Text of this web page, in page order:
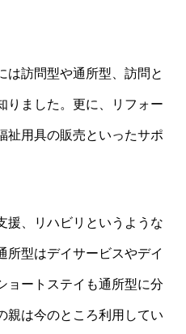
は訪問型や通所型、訪問と
りました。更に、リフォー
祉用具の販売といったサポ
援、リハビリというような
所型はデイサービスやデイ
ョートステイも通所型に分
親は今のところ利用してい